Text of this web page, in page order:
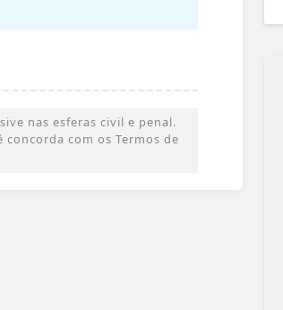
nas esferas civil e penal.
com os Termos de